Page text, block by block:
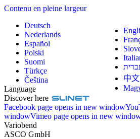
Contenu en pleine largeur
Deutsch
Nederlands
Español
Polski
Suomi
Türkçe
中
Čeština
Language
Discover here
Facebook page opens in new window
windowVimeo page opens in new
Variobend
ASCO GmbH